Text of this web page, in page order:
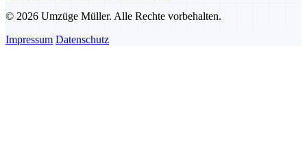
© 2026 Umzüge Müller. Alle Rechte vorbehalten.
Impressum Datenschutz